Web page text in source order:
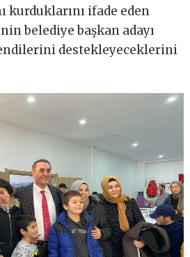
kurduklarını ifade eden
belediye başkan adayı
destekleyeceklerini